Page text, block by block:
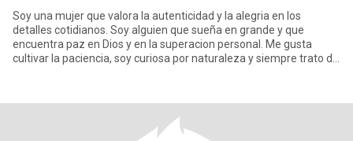
Soy una mujer que valora la autenticidad y la alegria en los
detalles cotidianos. Soy alguien que sueña en grande y que
encuentra paz en Dios y en la superacion personal. Me gusta
cultivar la paciencia, soy curiosa por naturaleza y siempre trato de